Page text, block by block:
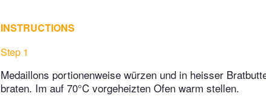
INSTRUCTIONS
Step 1
Medaillons portionenweise würzen und in heisser
braten. Im auf 70°C vorgeheizten Ofen warm stellen.